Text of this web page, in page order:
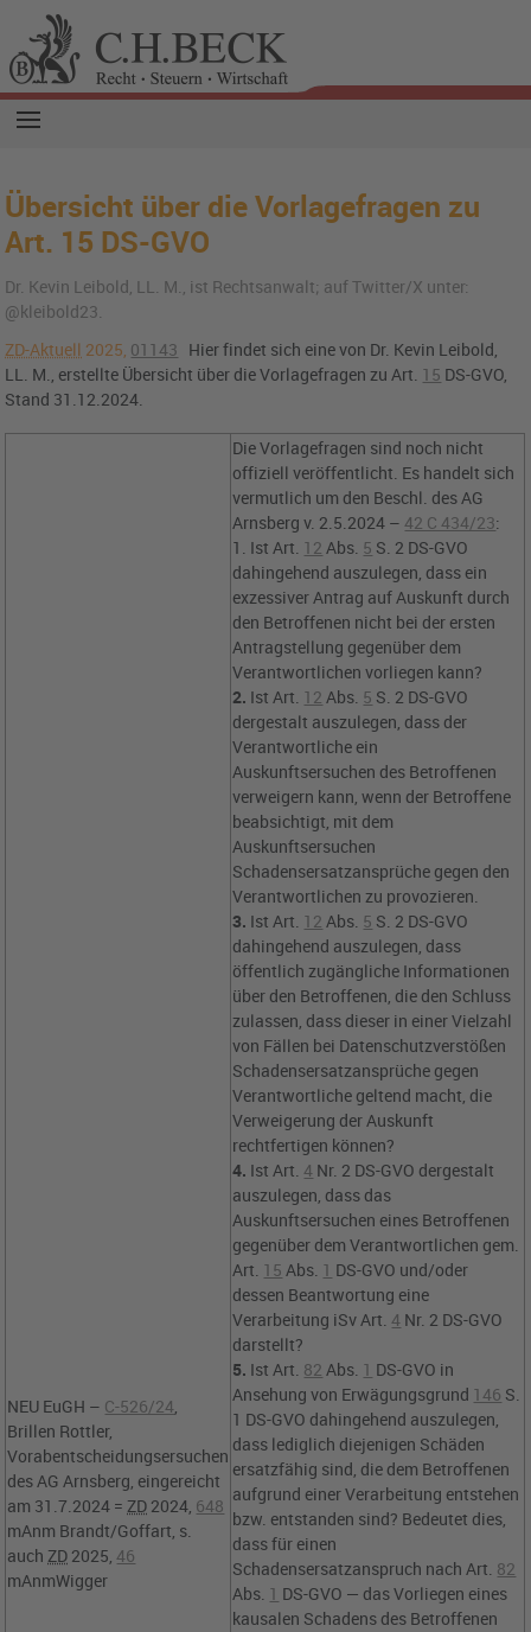
Übersicht über die Vorlagefragen zu
Art. 15 DS-GVO
Dr. Kevin Leibold, LL. M., ist Rechtsanwalt; auf Twitter/X unter:
@kleibold23.
ZD-Aktuell 2025, 01143 Hier findet sich eine von Dr. Kevin Leibold,
LL. M., erstellte Übersicht über die Vorlagefragen zuArt. 15 DS-GVO,
Stand 31.12.2024.
NEU EuGH – C-526/24,
Brillen Rottler,
Vorabentscheidungsersuchen
desAG Arnsberg, eingereicht
am 31.7.2024 = ZD 2024, 648
mAnm Brandt/Goffart, s.
auch ZD 2025, 46
mAnmWigger
Die Vorlagefragen sind noch nicht
offiziell veröffentlicht. Es handelt sich
vermutlich um den Beschl. des AG
Arnsbergv. 2.5.2024 – 42 C 434/23:
1. IstArt. 12 Abs. 5 S. 2 DS-GVO
dahingehend auszulegen, dass ein
exzessiver Antrag auf Auskunft durch
den Betroffenen nicht bei der ersten
Antragstellung gegenüber dem
Verantwortlichen vorliegen kann?
2. IstArt. 12 Abs. 5 S. 2 DS-GVO
dergestalt auszulegen, dass der
Verantwortliche ein
Auskunftsersuchen des Betroffenen
verweigern kann, wenn der Betroffene
beabsichtigt, mit dem
Auskunftsersuchen
Schadensersatzansprüche gegen den
Verantwortlichen zu provozieren.
3. IstArt. 12 Abs. 5 S. 2 DS-GVO
dahingehend auszulegen, dass
öffentlich zugängliche Informationen
über den Betroffenen, die den Schluss
zulassen, dass dieser in einer Vielzahl
von Fällen bei Datenschutzverstößen
Schadensersatzansprüche gegen
Verantwortliche geltend macht, die
Verweigerung der Auskunft
rechtfertigen können?
4. IstArt. 4 Nr. 2 DS-GVO dergestalt
auszulegen, dass das
Auskunftsersuchen eines Betroffenen
gegenüber dem Verantwortlichen gem.
Art. 15 Abs. 1 DS-GVO und/oder
dessen Beantwortung eine
Verarbeitung iSvArt. 4 Nr. 2 DS-GVO
darstellt?
5. IstArt. 82 Abs. 1 DS-GVO in
Ansehung von Erwägungsgrund 146 S.
1 DS-GVO dahingehend auszulegen,
dass lediglich diejenigen Schäden
ersatzfähig sind, die dem Betroffenen
aufgrund einer Verarbeitung entstehen
bzw. entstanden sind? Bedeutet dies,
dass für einen
Schadensersatzanspruch nachArt. 82
Abs. 1 DS-GVO — das Vorliegen eines
kausalen Schadens des Betroffenen